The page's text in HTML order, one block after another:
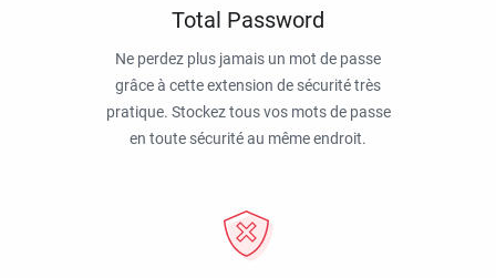
Total Password
Ne perdez plus jamais un mot de passe
grâce à cette extension de sécurité très
pratique. Stockez tous vos mots de passe
en toute sécurité au même endroit.